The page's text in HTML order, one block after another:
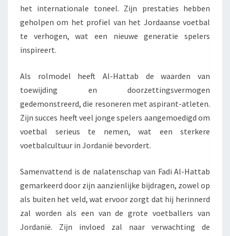
het internationale toneel. Zijn prestaties hebben
geholpen om het profiel van het Jordaanse voetbal
te verhogen, wat een nieuwe generatie spelers
inspireert.
Als rolmodel heeft Al-Hattab de waarden van
toewijding en doorzettingsvermogen
gedemonstreerd, die resoneren met aspirant-atleten.
Zijn succes heeft veel jonge spelers aangemoedigd om
voetbal serieus te nemen, wat een sterkere
voetbalcultuur in Jordanië bevordert.
Samenvattend is de nalatenschap van Fadi Al-Hattab
gemarkeerd door zijn aanzienlijke bijdragen, zowel op
als buiten het veld, wat ervoor zorgt dat hij herinnerd
zal worden als een van de grote voetballers van
Jordanië. Zijn invloed zal naar verwachting de